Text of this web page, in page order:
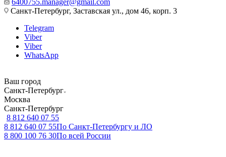
6400755.manager@gmail.com
Санкт-Петербург, Заставская ул., дом 46, корп. 3
Telegram
Viber
Viber
WhatsApp
Ваш город
Санкт-Петербург
Москва
Санкт-Петербург
8 812 640 07 55
8 812 640 07 55По Санкт-Петербургу и ЛО
8 800 100 76 30По всей России